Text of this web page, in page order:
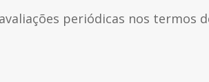
periódicas nos termos